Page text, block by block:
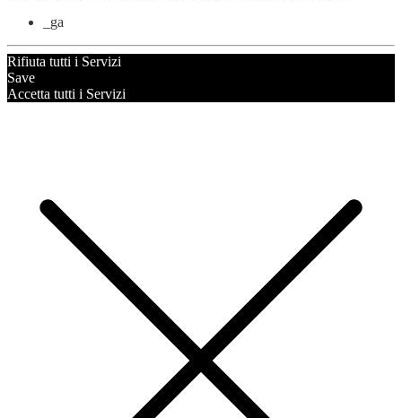
_ga
Rifiuta tutti i Servizi
Save
Accetta tutti i Servizi